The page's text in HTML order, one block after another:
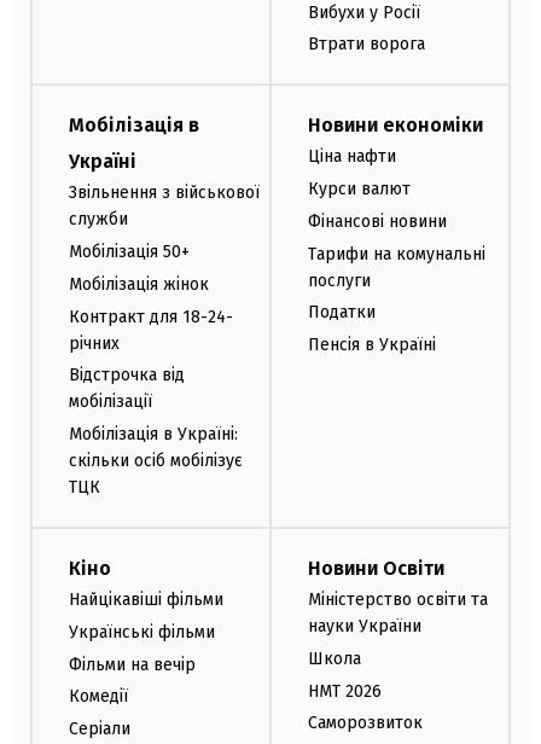
Вибухи у Росії
Втрати ворога
Мобілізація в
Україні
Звільнення з військової
служби
Мобілізація 50+
Мобілізація жінок
Контракт для 18-24-
річних
Відстрочка від
мобілізації
Мобілізація в Україні:
скільки осіб мобілізує
ТЦК
Новини економіки
Ціна нафти
Курси валют
Фінансові новини
Тарифи на комунальні
послуги
Податки
Пенсія в Україні
Кіно
Найцікавіші фільми
Українські фільми
Фільми на вечір
Комедії
Серіали
Новини Освіти
Міністерство освіти та
науки України
Школа
НМТ 2026
Саморозвиток